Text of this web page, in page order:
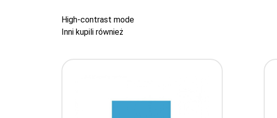
High-contrast mode
Inni kupili również